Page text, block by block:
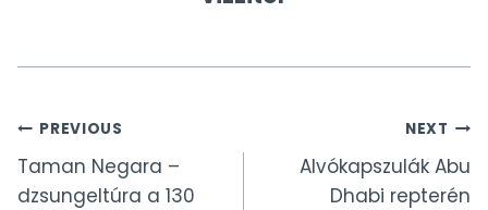
Bejegyzés
navigáció
PREVIOUS
Taman Negara –
dzsungeltúra a 130
NEXT
Alvókapszulák Abu
Dhabi repterén